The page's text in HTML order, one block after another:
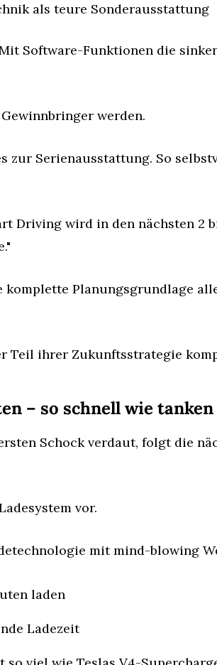
als teure Sonderausstattung
Software-Funktionen die
werden.
zur Serienausstattung. So
Driving wird in den nächsten 2
komplette Planungsgrundlage
Teil ihrer Zukunftsstrategie
– so schnell wie tanken
Schock verdaut, folgt die
vor.
mit mind-blowing
laden
Ladezeit